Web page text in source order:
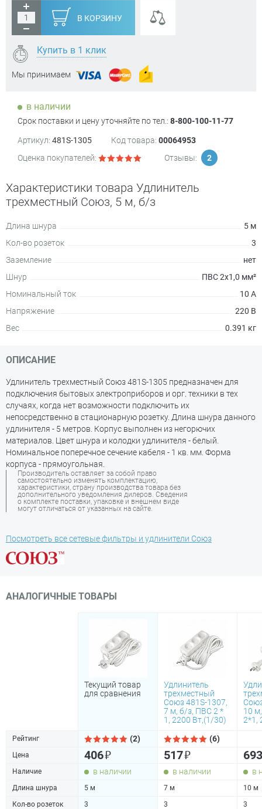
В КОРЗИНУ
Купить в 1 клик
Мы принимаем
в наличии
Срок поставки и цену уточняйте по тел.: 8-800-100-11-77
Артикул: 481S-1305 Код товара: 00064953
Оценка покупателей:
Отзывы: 2
Характеристики товара Удлинитель
трехместный Союз, 5 м, б/з
Длина шнура
5 м
Кол-во розеток
3
Заземление
нет
Шнур
ПВС 2х1,0 мм²
Номинальный ток
10 А
Напряжение
220 В
Вес
0.391 кг
ОПИСАНИЕ
Удлинитель трехместный Союз 481S-1305 предназначен для
подключения бытовых электроприборов и орг. техники в тех
случаях, когда нет возможности подключить их
непосредственно в стационарную розетку. Длина шнура данного
удлинителя - 5 метров. Корпус выполнен из негорючих
материалов. Цвет шнура и колодки удлинителя - белый.
Номинальное поперечное сечение кабеля - 1 кв. мм. Форма
корпуса - прямоугольная.
Производитель оставляет за собой право
самостоятельно изменять комплектацию,
характеристики, страну производства товара без
дополнительного уведомления дилеров. Сведения
о комплекте поставки, упаковке и внешнем виде
могут отличаться от указанных на сайте.
Посмотреть все сетевые фильтры и удлинители Союз
АНАЛОГИЧНЫЕ ТОВАРЫ
Текущий товар
для сравнения
Удлинитель
трехместный
Союз 481S-1307,
7 м, б/з, ПВС 2 *
1, 2200 Вт,(1/30)
10
2*1,
Рейтинг (2) (6)
Цена 406₽ 517₽
Наличие в наличии в наличии в
Длина шнура 5 м 7 м
10 м
Кол-во розеток
3 3
3